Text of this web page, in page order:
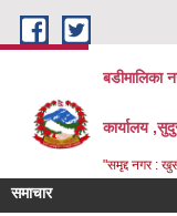
Skip to main content
बडीमालिका
कार्यालय
"समृद्द नगर :
समाचार